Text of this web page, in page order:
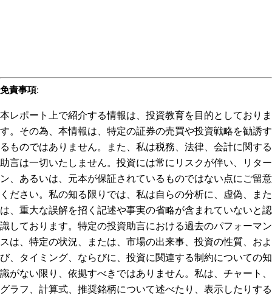
免責事項:
本レポート上で紹介する情報は、投資教育を目的としておりま
す。その為、本情報は、特定の証券の売買や投資戦略を勧誘す
るものではありません。また、私は税務、法律、会計に関する
助言は一切いたしません。投資には常にリスクが伴い、リター
ン、あるいは、元本が保証されているものではない点にご留意
ください。私の知る限りでは、私は自らの分析に、虚偽、また
は、重大な誤解を招く記述や事実の省略が含まれていないと認
識しております。特定の投資助言における過去のパフォーマン
スは、特定の状況、または、市場の出来事、投資の性質、およ
び、タイミング、ならびに、投資に関連する制約についての知
識がない限り、依拠すべきではありません。私は、チャート、
グラフ、計算式、推奨銘柄について述べたり、表示したりする